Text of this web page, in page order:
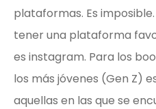
plataformas. Es
tener una plataforma
es instagram. Para los
los más jóvenes (Gen Z)
aquellas en las que se